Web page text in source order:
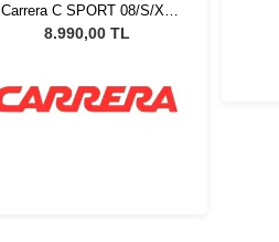
Carrera C SPORT 08/S/XT
BLX60 Erkek Güneş
8.990,00 TL